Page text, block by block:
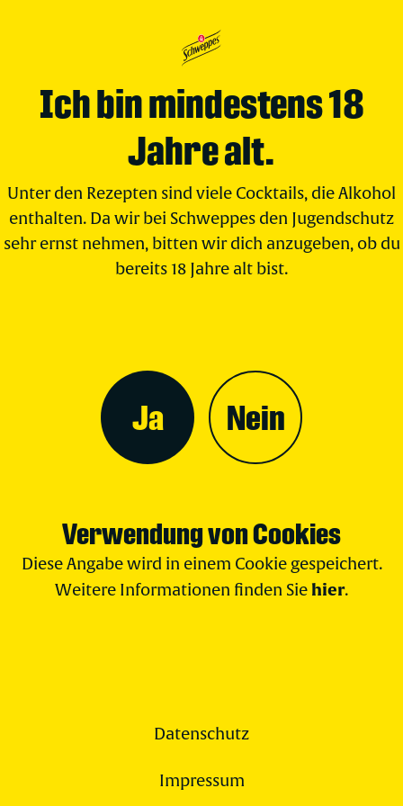
Ich bin mindestens 18
Jahre alt.
Unter den Rezepten sind viele Cocktails, die Alkohol
enthalten. Da wir bei Schweppes den Jugendschutz
sehr ernst nehmen, bitten wir dich anzugeben, ob du
bereits 18 Jahre alt bist.
Ja Nein
Verwendung von Cookies
Diese Angabe wird in einem Cookie gespeichert.
Weitere Informationen finden Sie hier.
Datenschutz
Impressum